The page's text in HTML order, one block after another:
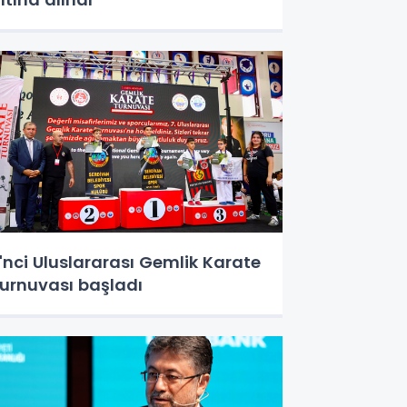
Uluslararası Gemlik Karate
başladı